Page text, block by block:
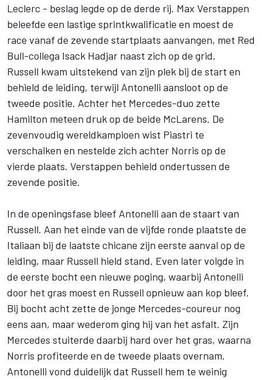
Leclerc - beslag legde op de derde rij. Max Verstappen
beleefde een lastige sprintkwalificatie en moest de
race vanaf de zevende startplaats aanvangen, met Red
Bull-collega Isack Hadjar naast zich op de grid.
Russell kwam uitstekend van zijn plek bij de start en
behield de leiding, terwijl Antonelli aansloot op de
tweede positie. Achter het Mercedes-duo zette
Hamilton meteen druk op de beide McLarens. De
zevenvoudig wereldkampioen wist Piastri te
verschalken en nestelde zich achter Norris op de
vierde plaats. Verstappen behield ondertussen de
zevende positie.
In de openingsfase bleef Antonelli aan de staart van
Russell. Aan het einde van de vijfde ronde plaatste de
Italiaan bij de laatste chicane zijn eerste aanval op de
leiding, maar Russell hield stand. Even later volgde in
de eerste bocht een nieuwe poging, waarbij Antonelli
door het gras moest en Russell opnieuw aan kop bleef.
Bij bocht acht zette de jonge Mercedes-coureur nog
eens aan, maar wederom ging hij van het asfalt. Zijn
Mercedes stuiterde daarbij hard over het gras, waarna
Norris profiteerde en de tweede plaats overnam.
Antonelli vond duidelijk dat Russell hem te weinig